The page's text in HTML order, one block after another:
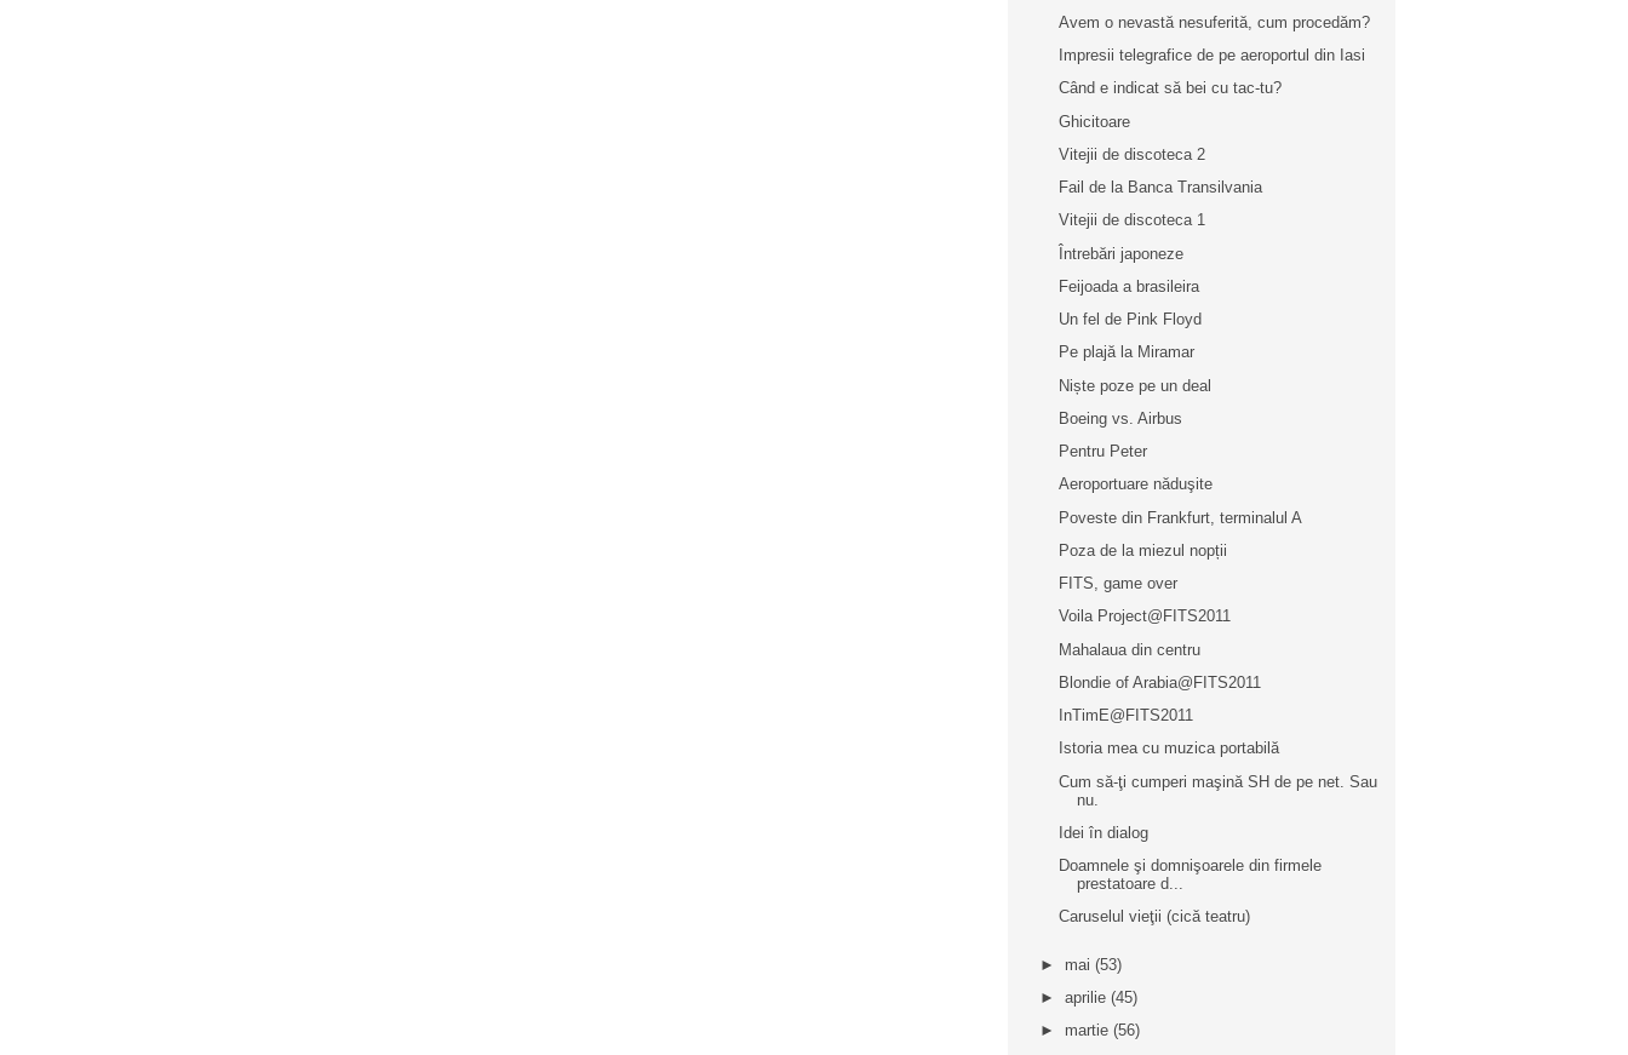
Avem o nevastă nesuferită, cum procedăm?
Impresii telegrafice de pe aeroportul din Iasi
Când e indicat să bei cu tac-tu?
Ghicitoare
Vitejii de discoteca 2
Fail de la Banca Transilvania
Vitejii de discoteca 1
Întrebări japoneze
Feijoada a brasileira
Un fel de Pink Floyd
Pe plajă la Miramar
Niște poze pe un deal
Boeing vs. Airbus
Pentru Peter
Aeroportuare năduşite
Poveste din Frankfurt, terminalul A
Poza de la miezul nopții
FITS, game over
Voila Project@FITS2011
Mahalaua din centru
Blondie of Arabia@FITS2011
InTimE@FITS2011
Istoria mea cu muzica portabilă
Cum să-ţi cumperi maşină SH de pe net. Sau
nu.
Idei în dialog
Doamnele şi domnişoarele din firmele
prestatoare d...
Caruselul vieţii (cică teatru)
► mai (53)
► aprilie (45)
► martie (56)